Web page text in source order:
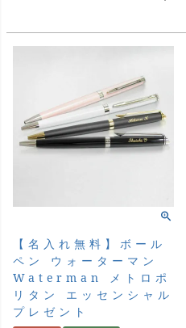
【名入れ無料】ボール
ペン ウォーターマン
Waterman メトロポ
リタン エッセンシャル
プレゼント